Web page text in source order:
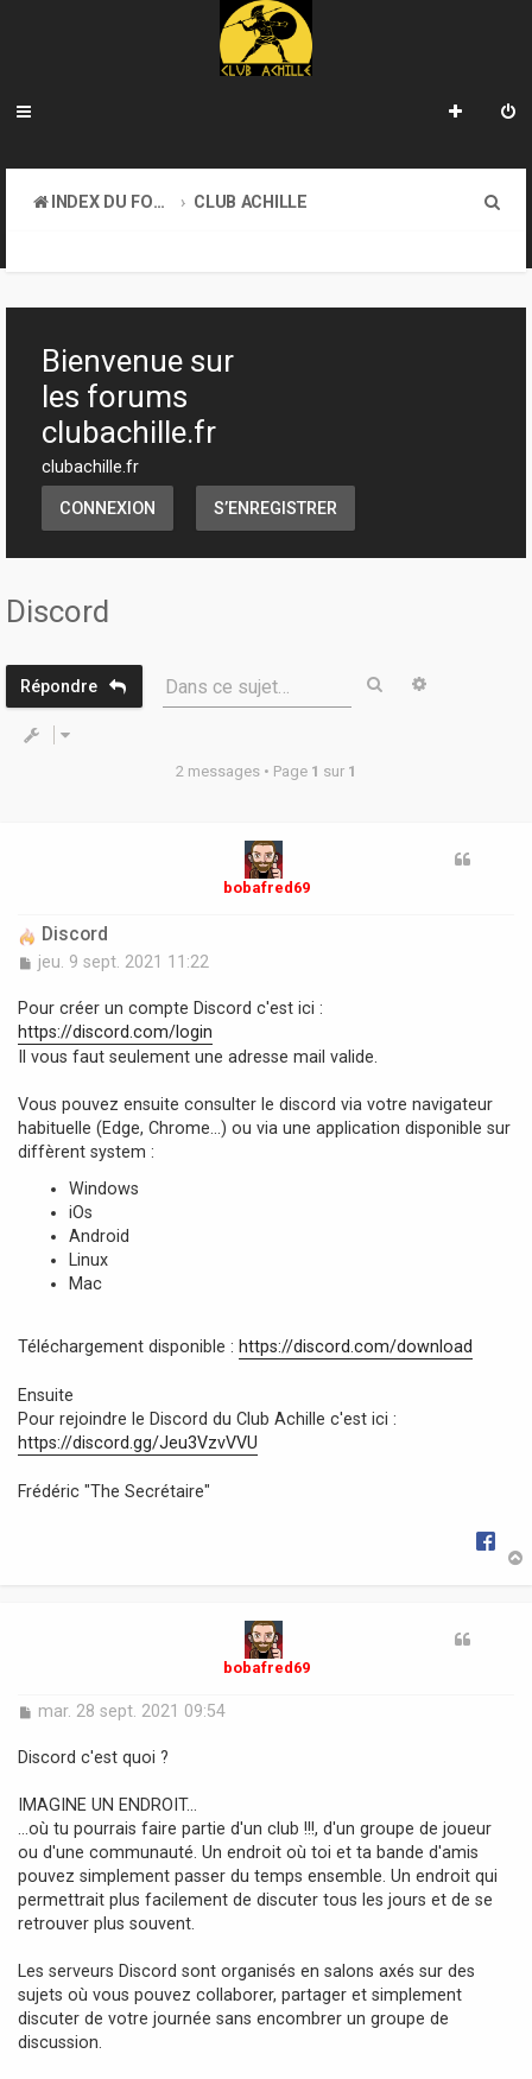
INDEX DU FORUM
CLUB ACHILLE
h
Bienvenue sur
les forums
clubachille.fr
clubachille.fr
CONNEXION S’ENREGISTRER
Discord
Répondre Dans ce sujet… Rechercher
2 messages • Page 1 sur 1
bobafred69
Discord
M
s
a
g
jeu. 9 sept. 2021 11:22
Pour créer un compte Discord c'est ici :
https://discord.com/login
Il vous faut seulement une adresse mail valide.
Vous pouvez ensuite consulter le discord via votre navigateur
habituelle (Edge, Chrome...) ou via une application disponible sur
diffèrent system :
Windows
iOs
Android
Linux
Mac
Téléchargement disponible : https://discord.com/download
Ensuite
Pour rejoindre le Discord du Club Achille c'est ici :
https://discord.gg/Jeu3VzvVVU
Frédéric "The Secrétaire"
bobafred69
M
s
g
e
mar. 28 sept. 2021 09:54
Discord c'est quoi ?
IMAGINE UN ENDROIT...
…où tu pourrais faire partie d'un club !!!, d'un groupe de joueur
ou d'une communauté. Un endroit où toi et ta bande d'amis
pouvez simplement passer du temps ensemble. Un endroit qui
permettrait plus facilement de discuter tous les jours et de se
retrouver plus souvent.
Les serveurs Discord sont organisés en salons axés sur des
sujets où vous pouvez collaborer, partager et simplement
discuter de votre journée sans encombrer un groupe de
discussion.